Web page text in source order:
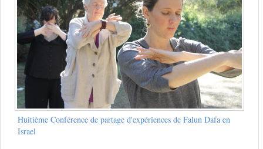
Huitième Conférence de partage d'expériences de Falun Dafa en
Israel